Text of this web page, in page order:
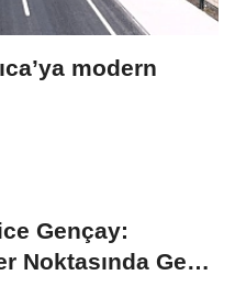
modern
Gençay:
Noktasında Gece